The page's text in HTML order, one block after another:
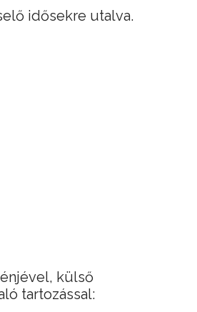
idősekre utalva.
külső
tartozással: